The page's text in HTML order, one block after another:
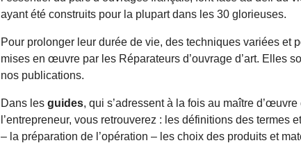
ayant été construits pour la plupart dans les 30 glorieuses.
Pour prolonger leur durée de vie, des techniques variées et
mises en œuvre par les Réparateurs d’ouvrage d’art. Elles
nos publications.
Dans les guides, qui s’adressent à la fois au maître d’œuvre
l’entrepreneur, vous retrouverez : les définitions des termes
– la préparation de l’opération – les choix des produits et